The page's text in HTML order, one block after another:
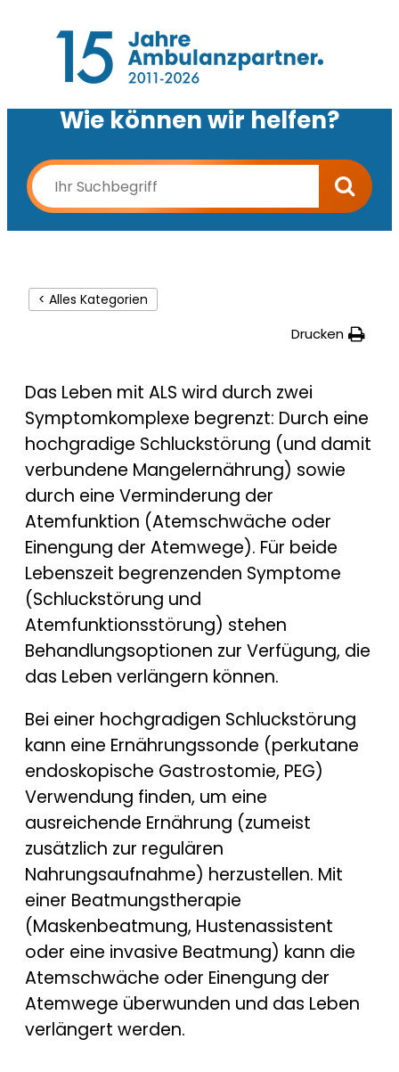
Wie können wir helfen?
< Alles Kategorien
Drucken
Das Leben mit ALS wird durch zwei
Symptomkomplexe begrenzt: Durch eine
hochgradige Schluckstörung (und damit
verbundene Mangelernährung) sowie
durch eine Verminderung der
Atemfunktion (Atemschwäche oder
Einengung der Atemwege). Für beide
Lebenszeit begrenzenden Symptome
(Schluckstörung und
Atemfunktionsstörung) stehen
Behandlungsoptionen zur Verfügung, die
das Leben verlängern können.
Bei einer hochgradigen Schluckstörung
kann eine Ernährungssonde (perkutane
endoskopische Gastrostomie, PEG)
Verwendung finden, um eine
ausreichende Ernährung (zumeist
zusätzlich zur regulären
Nahrungsaufnahme) herzustellen. Mit
einer Beatmungstherapie
(Maskenbeatmung, Hustenassistent
oder eine invasive Beatmung) kann die
Atemschwäche oder Einengung der
Atemwege überwunden und das Leben
verlängert werden.